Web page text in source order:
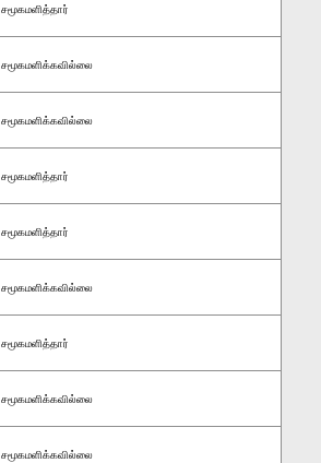
சமூகமளித்தார்
சமூகமளிக்கவில்லை
சமூகமளிக்கவில்லை
சமூகமளித்தார்
சமூகமளித்தார்
சமூகமளிக்கவில்லை
சமூகமளித்தார்
சமூகமளிக்கவில்லை
சமூகமளிக்கவில்லை